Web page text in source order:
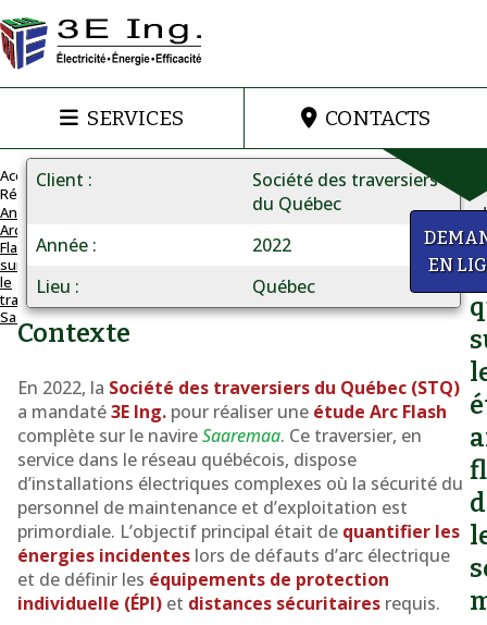
SERVICES CONTACTS
Accueil
Réalisations
Analyse
Arc
Flash
sur
le
traversier
Saaremaa
FLASH
POUR
UNE
NAVIRE
LA
STQ
Analyse
Arc
Flash
sur
le
traversier
Saaremaa
Client
Société des traversiers
du Québec
Année
2022
Lieu
Québec
Contexte
En 2022, la Société des traversiers du Québec (STQ)
a mandaté3E Ing. pour réaliser une étude Arc Flash
complète sur le navireSaaremaa. Ce traversier, en
service dans le réseau québécois, dispose
d’installations électriques complexes où la sécurité du
personnel de maintenance et d’exploitation est
primordiale. L’objectif principal était de quantifier les
énergies incidentes lors de défauts d’arc électrique
et de définir les équipements de protection
individuelle (ÉPI) et distances sécuritaires requis.
EN